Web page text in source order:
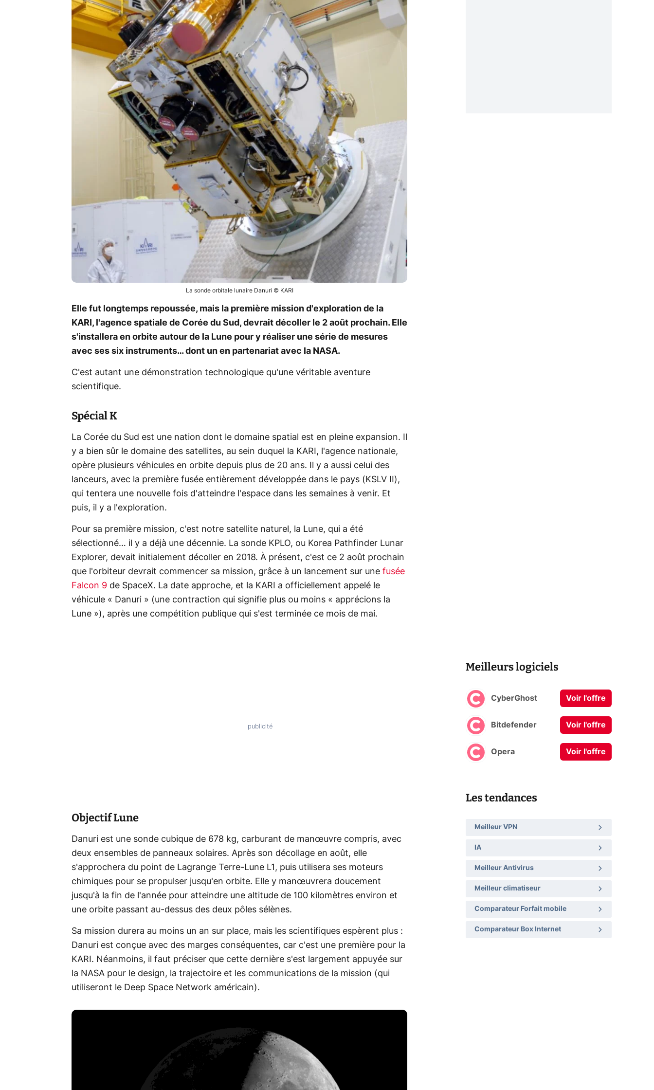
La sonde orbitale lunaire Danuri © KARI
Elle fut longtemps repoussée, mais la première mission d'exploration de la
KARI, l'agence spatiale de Corée du Sud, devrait décoller le 2 août prochain. Elle
s'installera en orbite autour de la Lune pour y réaliser une série de mesures
avec ses six instruments… dont un en partenariat avec la NASA.
C'est autant une démonstration technologique qu'une véritable aventure
scientifique.
Spécial K
La Corée du Sud est une nation dont le domaine spatial est en pleine expansion. Il
y a bien sûr le domaine des satellites, au sein duquel la KARI, l'agence nationale,
opère plusieurs véhicules en orbite depuis plus de 20 ans. Il y a aussi celui des
lanceurs, avec la première fusée entièrement développée dans le pays (KSLV II),
qui tentera une nouvelle fois d'atteindre l'espace dans les semaines à venir. Et
puis, il y a l'exploration.
Pour sa première mission, c'est notre satellite naturel, la Lune, qui a été
sélectionné… il y a déjà une décennie. La sonde KPLO, ou Korea Pathfinder Lunar
Explorer, devait initialement décoller en 2018. À présent, c'est ce 2 août prochain
que l'orbiteur devrait commencer sa mission, grâce à un lancement sur une fusée
Falcon 9 de SpaceX. La date approche, et la KARI a officiellement appelé le
véhicule « Danuri » (une contraction qui signifie plus ou moins « apprécions la
Lune »), après une compétition publique qui s'est terminée ce mois de mai.
Objectif Lune
Danuri est une sonde cubique de 678 kg, carburant de manœuvre compris, avec
deux ensembles de panneaux solaires. Après son décollage en août, elle
s'approchera du point de Lagrange Terre-Lune L1, puis utilisera ses moteurs
chimiques pour se propulser jusqu'en orbite. Elle y manœuvrera doucement
jusqu'à la fin de l'année pour atteindre une altitude de 100 kilomètres environ et
une orbite passant au-dessus des deux pôles sélènes.
Sa mission durera au moins un an sur place, mais les scientifiques espèrent plus :
Danuri est conçue avec des marges conséquentes, car c'est une première pour la
KARI. Néanmoins, il faut préciser que cette dernière s'est largement appuyée sur
la NASA pour le design, la trajectoire et les communications de la mission (qui
utiliseront le Deep Space Network américain).
Meilleurs logiciels
CyberGhost Voir l'offre
Bitdefender Voir l'offre
Opera Voir l'offre
Les tendances
Meilleur VPN
IA
Meilleur Antivirus
Meilleur climatiseur
Comparateur Forfait mobile
Comparateur Box Internet